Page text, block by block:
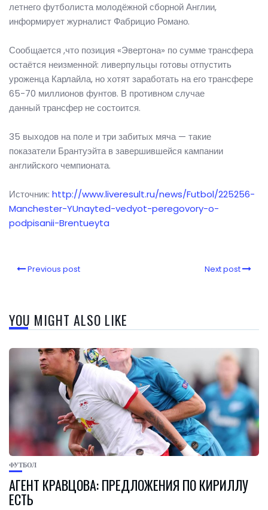
летнего футболиста молодёжной сборной Англии,
информирует журналист Фабрицио Романо.
Сообщается ,что позиция «Эвертона» по сумме трансфера
остаётся неизменной: ливерпульцы готовы отпустить
уроженца Карлайла, но хотят заработать на его трансфере
65-70 миллионов фунтов. В противном случае
данный трансфер не состоится.
35 выходов на поле и три забитых мяча — такие
показатели Брантуэйта в завершившейся кампании
английского чемпионата.
Источник: http://www.liveresult.ru/news/Futbol/225256-
Manchester-YUnayted-vedyot-peregovory-o-
podpisanii-Brentueyta
Previous post Next post
YOU MIGHT ALSO LIKE
ФУТБОЛ
АГЕНТ КРАВЦОВА: ПРЕДЛОЖЕНИЯ ПО КИРИЛЛУ
ЕСТЬ